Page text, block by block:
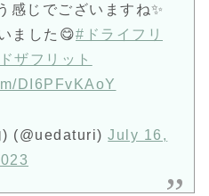
感じでございますね✨
ました😋#ドライフリ
ザフリット
DI6PFvKAoY
) (@uedaturi)July 16,